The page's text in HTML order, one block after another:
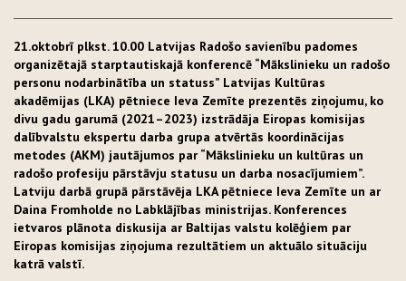
21.oktobrī plkst. 10.00 Latvijas Radošo savienību padomes
organizētajā starptautiskajā konferencē “Mākslinieku un radošo
personu nodarbinātība un statuss” Latvijas Kultūras
akadēmijas (LKA) pētniece Ieva Zemīte prezentēs ziņojumu, ko
divu gadu garumā (2021–2023) izstrādāja Eiropas komisijas
dalībvalstu ekspertu darba grupa atvērtās koordinācijas
metodes (AKM) jautājumos par “Mākslinieku un kultūras un
radošo profesiju pārstāvju statusu un darba nosacījumiem”.
Latviju darbā grupā pārstāvēja LKA pētniece Ieva Zemīte un ar
Daina Fromholde no Labklājības ministrijas. Konferences
ietvaros plānota diskusija ar Baltijas valstu kolēģiem par
Eiropas komisijas ziņojuma rezultātiem un aktuālo situāciju
katrā valstī.